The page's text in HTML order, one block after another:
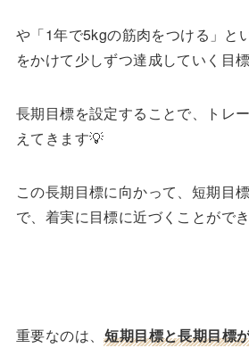
や「1年で5kgの筋肉をつける」と
をかけて少しずつ達成していく目
長期目標を設定することで、トレ
えてきます💡
この長期目標に向かって、短期目
で、着実に目標に近づくことがで
重要なのは、短期目標と長期目標